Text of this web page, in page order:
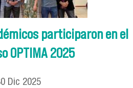
participaron en el
OPTIMA 2025
Dic 2025